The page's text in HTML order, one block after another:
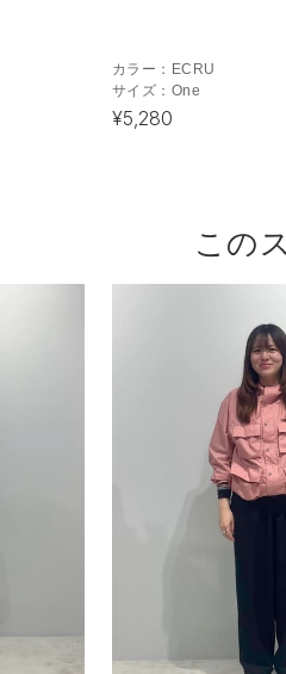
カラー： ECRU
サイズ： One
¥5,280
この